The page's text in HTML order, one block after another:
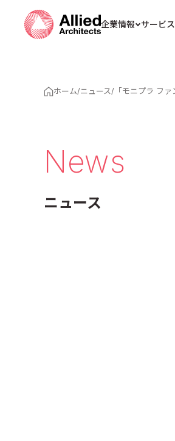
企業情報 サービス
ホーム/ニュース/ 「モニプラ フ
News
ニュース